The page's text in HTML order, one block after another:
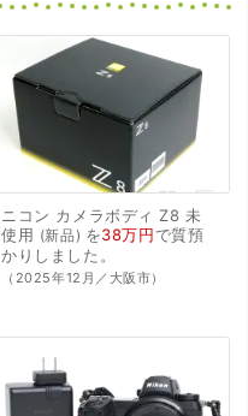
ニコン カメラボディ Z8 未
使用
新品 を38万円で質預
かり しました。
（2025年12月／大阪市）